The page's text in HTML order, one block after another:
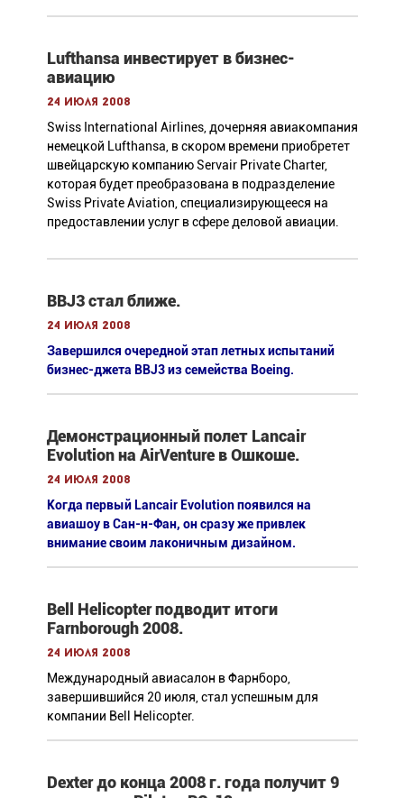
Lufthansa инвестирует в бизнес-
авиацию
24 июля 2008
Swiss International Airlines, дочерняя авиакомпания
немецкой Lufthansa, в скором времени приобретет
швейцарскую компанию Servair Private Charter,
которая будет преобразована в подразделение
Swiss Private Aviation, специализирующееся на
предоставлении услуг в сфере деловой авиации.
BBJ3 стал ближе.
24 июля 2008
Завершился очередной этап летных испытаний
бизнес-джета BBJ3 из семейства Boeing.
Демонстрационный полет Lancair
Evolution на AirVenture в Ошкоше.
24 июля 2008
Когда первый Lancair Evolution появился на
авиашоу в Сан-н-Фан, он сразу же привлек
внимание своим лаконичным дизайном.
Bell Helicopter подводит итоги
Farnborough 2008.
24 июля 2008
Международный авиасалон в Фарнборо,
завершившийся 20 июля, стал успешным для
компании Bell Helicopter.
Dexter до конца 2008 г. года получит 9